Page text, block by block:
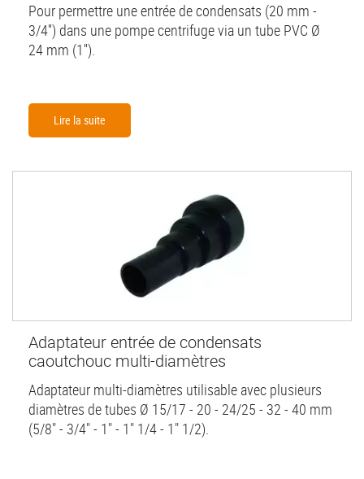
Pour permettre une entrée de condensats (20 mm -
3/4'') dans une pompe centrifuge via un tube PVC Ø
24 mm (1'').
Lire la suite
Adaptateur entrée de condensats
caoutchouc multi-diamètres
Adaptateur multi-diamètres utilisable avec plusieurs
diamètres de tubes Ø 15/17 - 20 - 24/25 - 32 - 40 mm
(5/8" - 3/4" - 1" - 1" 1/4 - 1" 1/2).